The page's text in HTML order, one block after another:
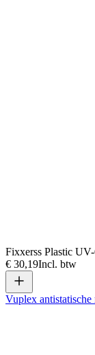
Fixxerss Plastic
€ 30,19Incl. btw
Vuplex